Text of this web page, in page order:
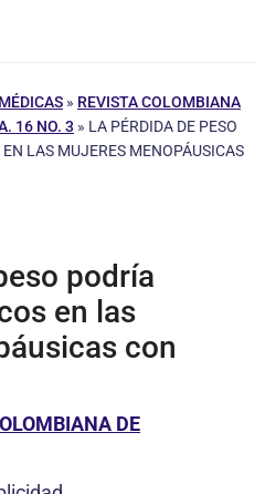
» REVISTA COLOMBIANA
16 NO. 3 » LA PÉRDIDA DE PESO
LAS MUJERES MENOPÁUSICAS
podría
en las
con
DE